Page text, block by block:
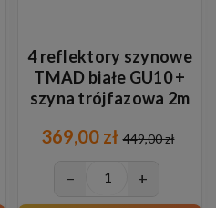
4 reflektory szynowe
TMAD białe GU10 +
szyna trójfazowa 2m
369,00 zł 449,00 zł
− +